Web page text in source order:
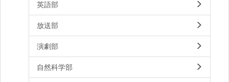
英語部
放送部
演劇部
自然科学部